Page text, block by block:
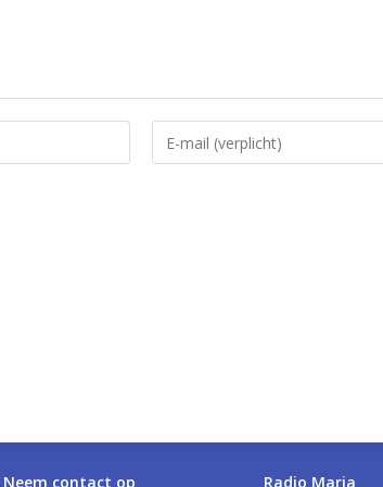
Neem contact op Radio Maria